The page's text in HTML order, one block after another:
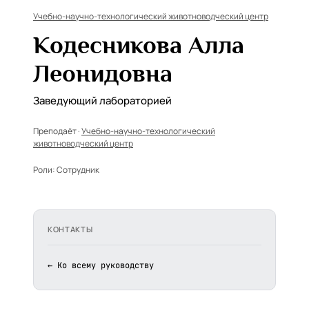
Учебно-научно-технологический животноводческий центр
Кодесникова Алла
Леонидовна
Заведующий лабораторией
Преподаёт ·Учебно-научно-технологический
животноводческий центр
Роли:Сотрудник
КОНТАКТЫ
← Ко всему руководству